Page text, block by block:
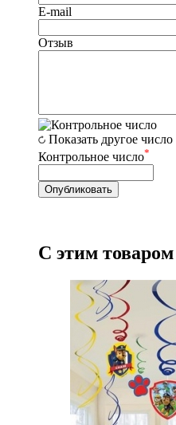
E-mail
Отзыв
Показать другое число
Контрольное число*
С этим